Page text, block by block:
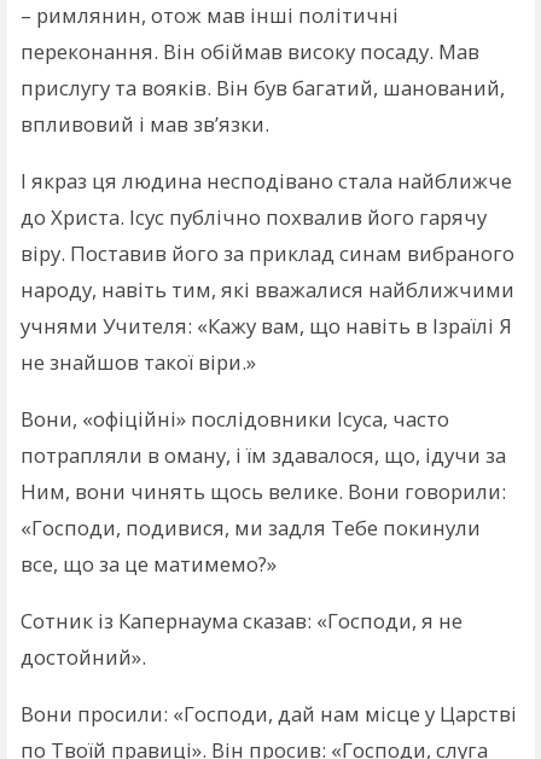
– римлянин, отож мав інші політичні
переконання. Він обіймав високу посаду. Мав
прислугу та вояків. Він був багатий, шанований,
впливовий і мав зв’язки.
І якраз ця людина несподівано стала найближче
до Христа. Ісус публічно похвалив його гарячу
віру. Поставив його за приклад синам вибраного
народу, навіть тим, які вважалися найближчими
учнями Учителя: «Кажу вам, що навіть в Ізраїлі Я
не знайшов такої віри.»
Вони, «офіційні» послідовники Ісуса, часто
потрапляли в оману, і їм здавалося, що, ідучи за
Ним, вони чинять щось велике. Вони говорили:
«Господи, подивися, ми задля Тебе покинули
все, що за це матимемо?»
Сотник із Капернаума сказав: «Господи, я не
достойний».
Вони просили: «Господи, дай нам місце у Царстві
по Твоїй правиці». Він просив: «Господи, слуга